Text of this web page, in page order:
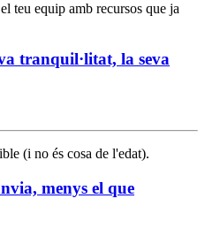
teu equip amb recursos que ja
tranquil·litat, la seva
(i no és cosa de l'edat).
menys el que